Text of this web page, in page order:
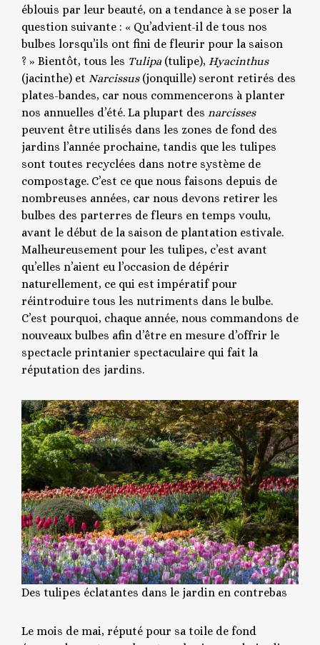
éblouis par leur beauté, on a tendance à se poser la
question suivante : « Qu’advient-il de tous nos
bulbes lorsqu’ils ont fini de fleurir pour la saison
? » Bientôt, tous les Tulipa (tulipe), Hyacinthus
(jacinthe) et Narcissus(jonquille) seront retirés des
plates-bandes, car nous commencerons à planter
nos annuelles d’été. La plupart des narcisses
peuvent être utilisés dans les zones de fond des
jardins l’année prochaine, tandis que les tulipes
sont toutes recyclées dans notre système de
compostage. C’est ce que nous faisons depuis de
nombreuses années, car nous devons retirer les
bulbes des parterres de fleurs en temps voulu,
avant le début de la saison de plantation estivale.
Malheureusement pour les tulipes, c’est avant
qu’elles n’aient eu l’occasion de dépérir
naturellement, ce qui est impératif pour
réintroduire tous les nutriments dans le bulbe.
C’est pourquoi, chaque année, nous commandons de
nouveaux bulbes afin d’être en mesure d’offrir le
spectacle printanier spectaculaire qui fait la
réputation des jardins.
Des tulipes éclatantes dans le jardin en contrebas
Le mois de mai, réputé pour sa toile de fond